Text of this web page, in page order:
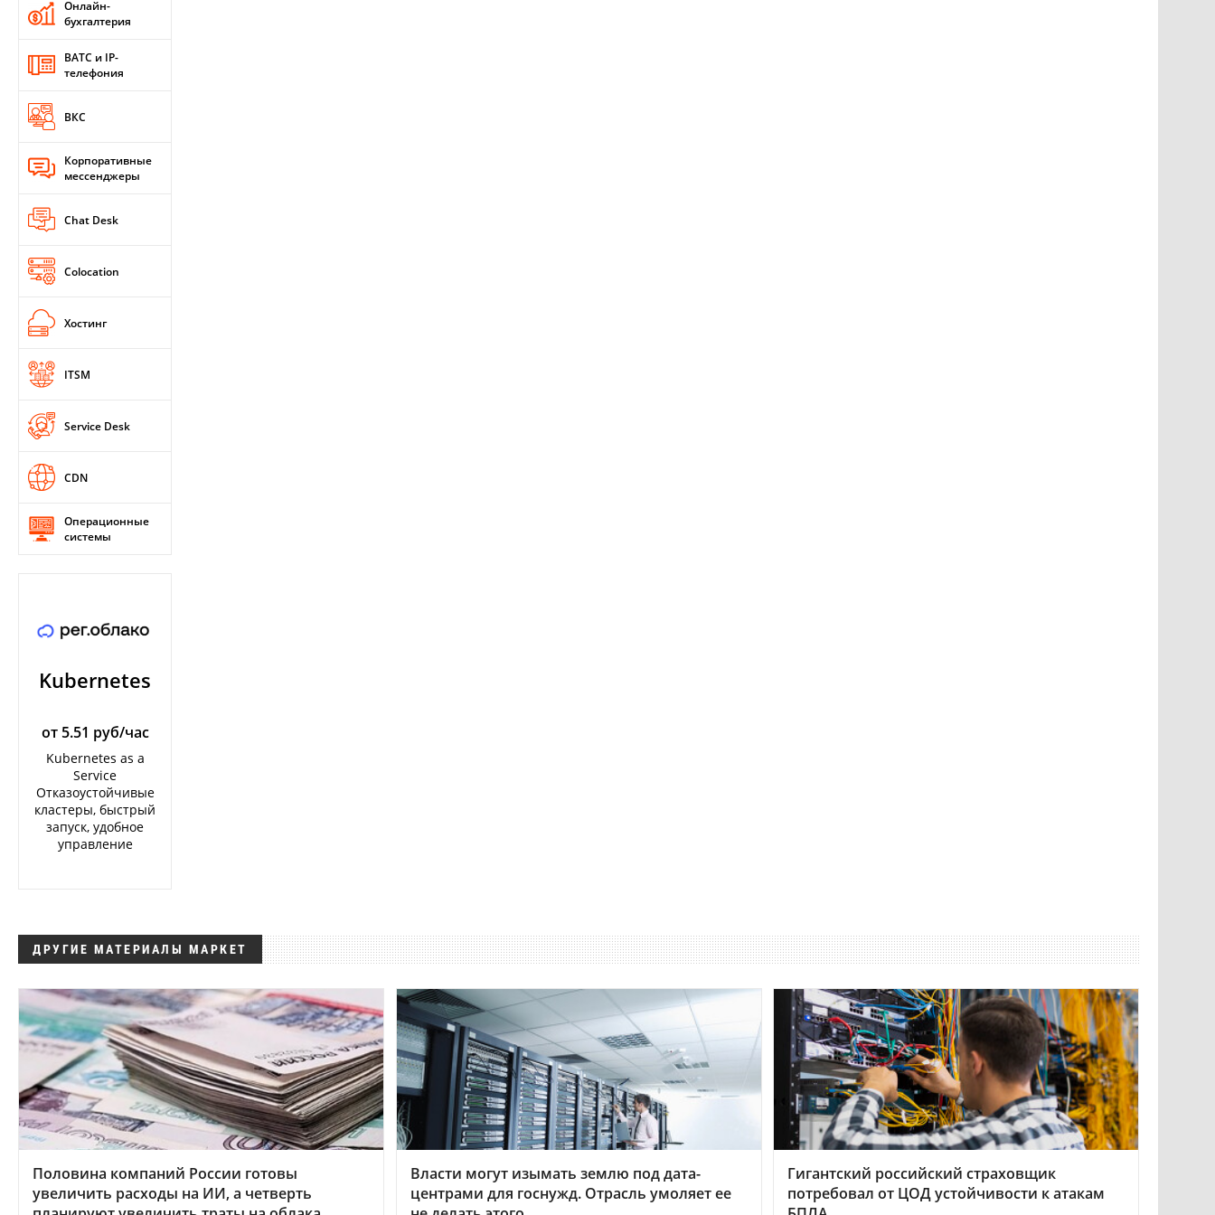
Онлайн-
бухгалтерия
ВАТС и IP-
телефония
ВКС
Корпоративные
мессенджеры
Chat Desk
Colocation
Хостинг
ITSM
Service Desk
CDN
Операционные
системы
Kubernetes
от 5.51 руб/час
Kubernetes as a
Service
Отказоустойчивые
кластеры, быстрый
запуск, удобное
управление
ДРУГИЕ МАТЕРИАЛЫ МАРКЕТ
Половина компаний России готовы
увеличить расходы на ИИ, а четверть
Власти могут изымать землю под дата-
центрами для госнужд. Отрасль умоляет ее
Гигантский российский страховщик
потребовал от ЦОД устойчивости к атакам